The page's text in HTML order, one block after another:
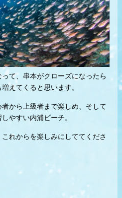
て、串本がクローズになったら
えてくると思います。
から上級者まで楽しめ、そして
やすい内浦ビーチ。
れからを楽しみにしててくださ